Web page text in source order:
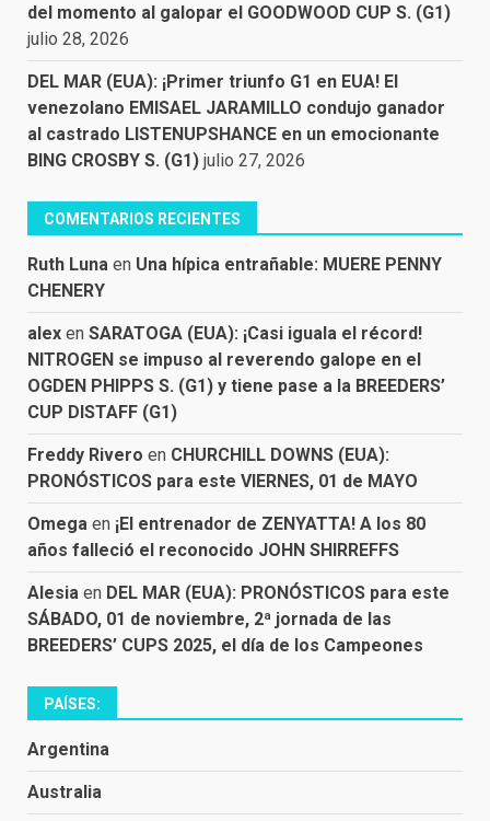
del momento al galopar el GOODWOOD CUP S. (G1)
julio 28, 2026
DEL MAR (EUA): ¡Primer triunfo G1 en EUA! El
venezolano EMISAEL JARAMILLO condujo ganador
al castrado LISTENUPSHANCE en un emocionante
BING CROSBY S. (G1) julio 27, 2026
COMENTARIOS RECIENTES
Ruth Luna en Una hípica entrañable: MUERE PENNY
CHENERY
alex en SARATOGA (EUA): ¡Casi iguala el récord!
NITROGEN se impuso al reverendo galope en el
OGDEN PHIPPS S. (G1) y tiene pase a la BREEDERS’
CUP DISTAFF (G1)
Freddy Rivero en CHURCHILL DOWNS (EUA):
PRONÓSTICOS para este VIERNES, 01 de MAYO
Omega en ¡El entrenador de ZENYATTA! A los 80
años falleció el reconocido JOHN SHIRREFFS
Alesia en DEL MAR (EUA): PRONÓSTICOS para este
SÁBADO, 01 de noviembre, 2ª jornada de las
BREEDERS’ CUPS 2025, el día de los Campeones
PAÍSES:
Argentina
Australia